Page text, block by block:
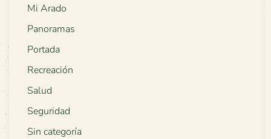
Mi Arado
Panoramas
Portada
Recreación
Salud
Seguridad
Sin categoría